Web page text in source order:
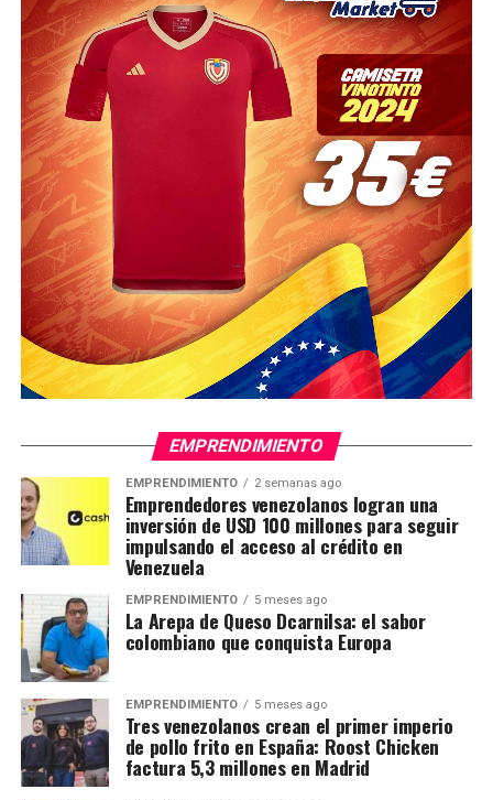
EMPRENDIMIENTO
EMPRENDIMIENTO 2 semanas ago
Emprendedores venezolanos logran una
inversión de USD 100 millones para seguir
impulsando el acceso al crédito en
Venezuela
EMPRENDIMIENTO 5 meses ago
La Arepa de Queso Dcarnilsa: el sabor
colombiano que conquista Europa
EMPRENDIMIENTO 5 meses ago
Tres venezolanos crean el primer imperio
de pollo frito en España: Roost Chicken
factura 5,3 millones en Madrid